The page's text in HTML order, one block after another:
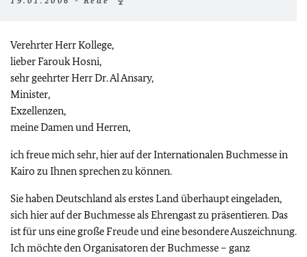
Verehrter Herr Kollege,
lieber Farouk Hosni,
sehr geehrter Herr Dr. Al Ansary,
Minister,
Exzellenzen,
meine Damen und Herren,
ich freue mich sehr, hier auf der Internationalen Buchmesse in
Kairo zu Ihnen sprechen zu können.
Sie haben Deutschland als erstes Land überhaupt eingeladen,
sich hier auf der Buchmesse als Ehrengast zu präsentieren. Das
ist für uns eine große Freude und eine besondere Auszeichnung.
Ich möchte den Organisatoren der Buchmesse – ganz